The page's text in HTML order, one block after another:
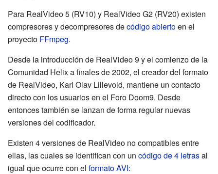
Para RealVideo 5 (RV10) y RealVideo G2 (RV20) existen
compresores y decompresores decódigo abiertoen el
proyecto FFmpeg.
Desde la introducción de RealVideo 9 y el comienzo de la
Comunidad Helix a finales de 2002, el creador del formato
de RealVideo, Karl Olav Lillevold, mantiene un contacto
directo con los usuarios en el Foro Doom9. Desde
entonces también se lanzan de forma regular nuevas
versiones del codificador.
Existen 4 versiones de RealVideo no compatibles entre
ellas, las cuales se identifican con un código de 4 letrasal
igual que ocurre con el formato AVI: